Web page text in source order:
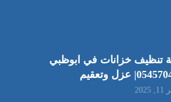
تنظيف خزانات في ابوظبي